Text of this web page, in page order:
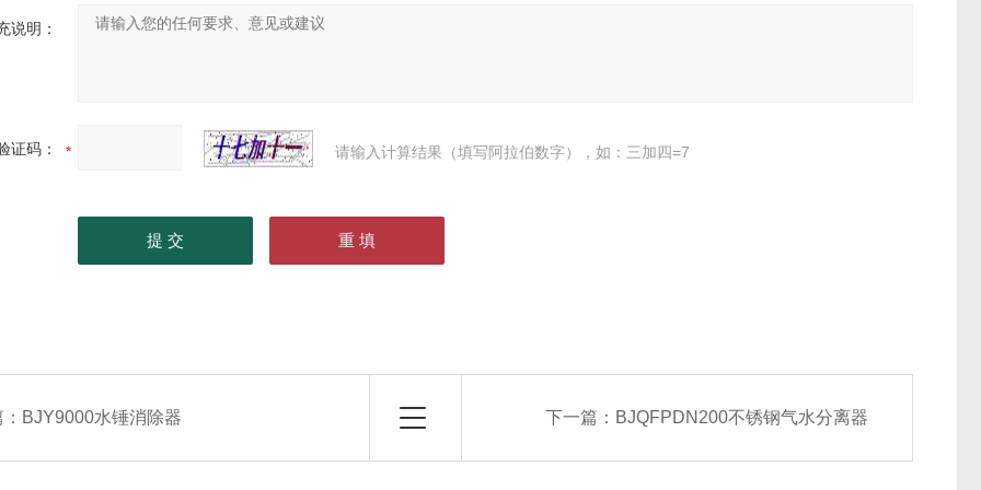
说明：
证码： 请输入计算结果（填写阿拉伯数字），如：三加四=7
BJY9000水锤消除器 下一篇： BJQFPDN200不锈钢气水分离器